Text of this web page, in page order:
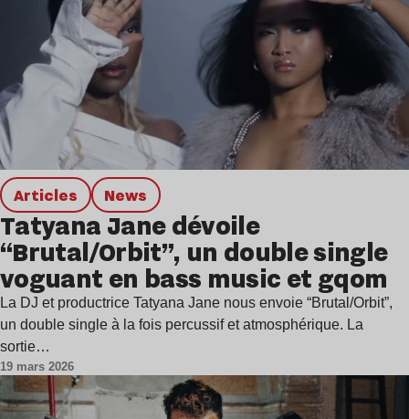
Articles news
Tatyana Jane dévoile
“Brutal/Orbit”, un double single
voguant en bass music et gqom
La DJ et productrice Tatyana Jane nous envoie “Brutal/Orbit”,
un double single à la fois percussif et atmosphérique. La
sortie…
19 mars 2026